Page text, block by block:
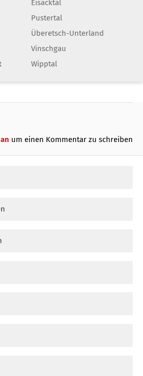
Eisacktal
Pustertal
Überetsch-Unterland
Vinschgau
Wipptal
um einen Kommentar zu schreiben